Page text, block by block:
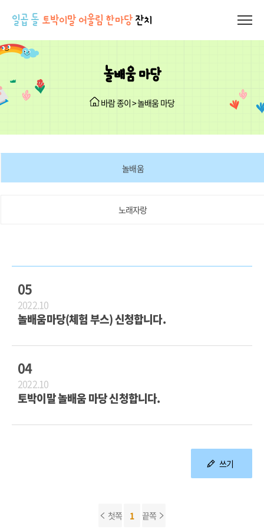
일곱 돌 토박이말 어울림 한마당잔치
놀배움 마당
바람 종이 > 놀배움 마당
놀배움
노래자랑
05
2022.10
놀배움마당(체험 부스) 신청합니다.
04
2022.10
토박이말 놀배움 마당 신청합니다.
쓰기
첫쪽 1 끝쪽